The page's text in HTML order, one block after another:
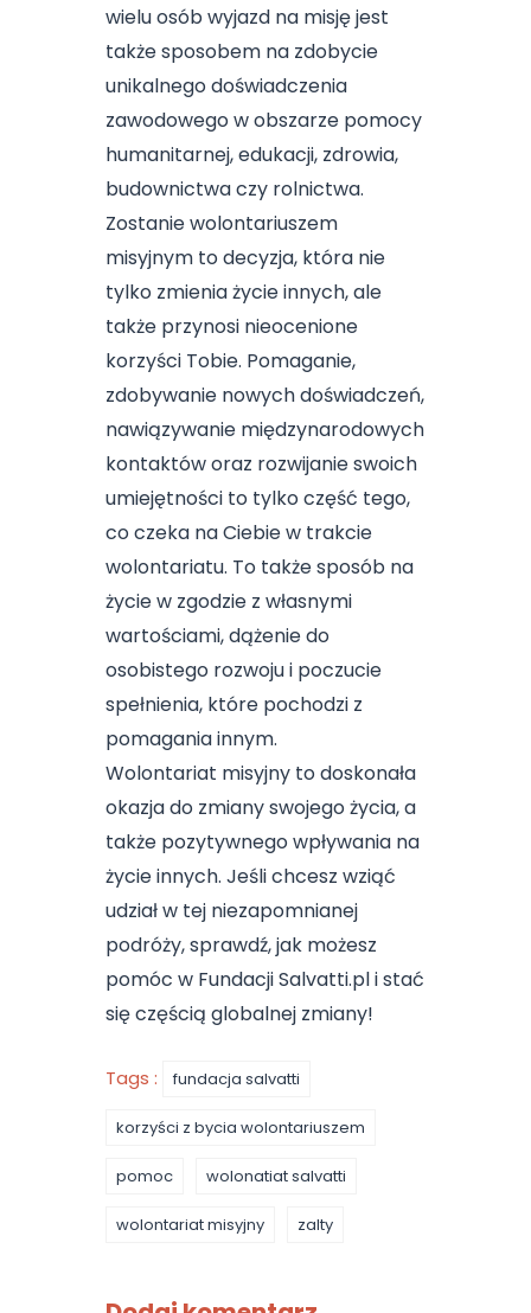
wielu osób wyjazd na misję jest
także sposobem na zdobycie
unikalnego doświadczenia
zawodowego w obszarze pomocy
humanitarnej, edukacji, zdrowia,
budownictwa czy rolnictwa.
Zostanie wolontariuszem
misyjnym to decyzja, która nie
tylko zmienia życie innych, ale
także przynosi nieocenione
korzyści Tobie. Pomaganie,
zdobywanie nowych doświadczeń,
nawiązywanie międzynarodowych
kontaktów oraz rozwijanie swoich
umiejętności to tylko część tego,
co czeka na Ciebie w trakcie
wolontariatu. To także sposób na
życie w zgodzie z własnymi
wartościami, dążenie do
osobistego rozwoju i poczucie
spełnienia, które pochodzi z
pomagania innym.
Wolontariat misyjny to doskonała
okazja do zmiany swojego życia, a
także pozytywnego wpływania na
życie innych. Jeśli chcesz wziąć
udział w tej niezapomnianej
podróży, sprawdź, jak możesz
pomóc w Fundacji Salvatti.pl i stać
się częścią globalnej zmiany!
Tags : fundacja salvatti
korzyści z bycia wolontariuszem
pomoc wolonatiat salvatti
wolontariat misyjny zalty